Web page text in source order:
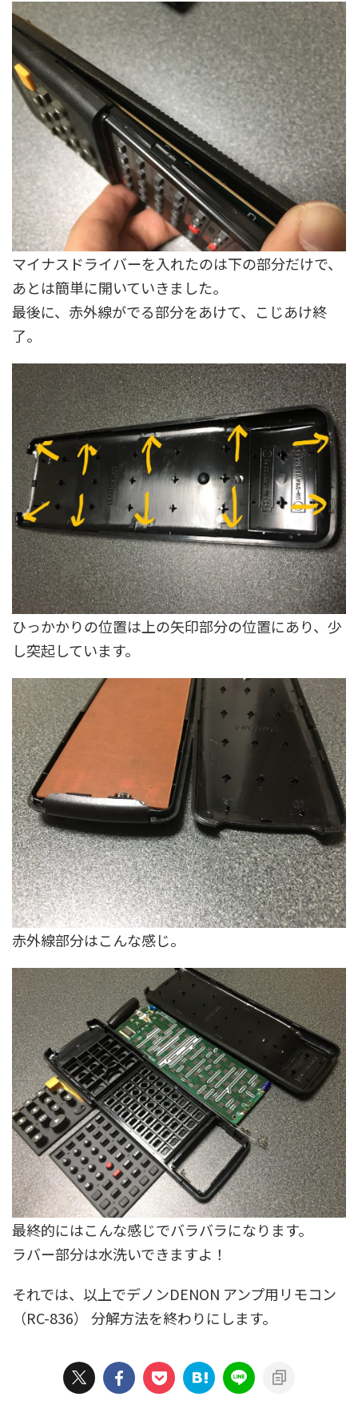
マイナスドライバーを入れたのは下の部分だけで、
あとは簡単に開いていきました。
最後に、赤外線がでる部分をあけて、こじあけ終
了。
ひっかかりの位置は上の矢印部分の位置にあり、少
し突起しています。
赤外線部分はこんな感じ。
最終的にはこんな感じでバラバラになります。
ラバー部分は水洗いできますよ！
それでは、以上でデノンDENON アンプ用リモコン
（RC-836） 分解方法を終わりにします。